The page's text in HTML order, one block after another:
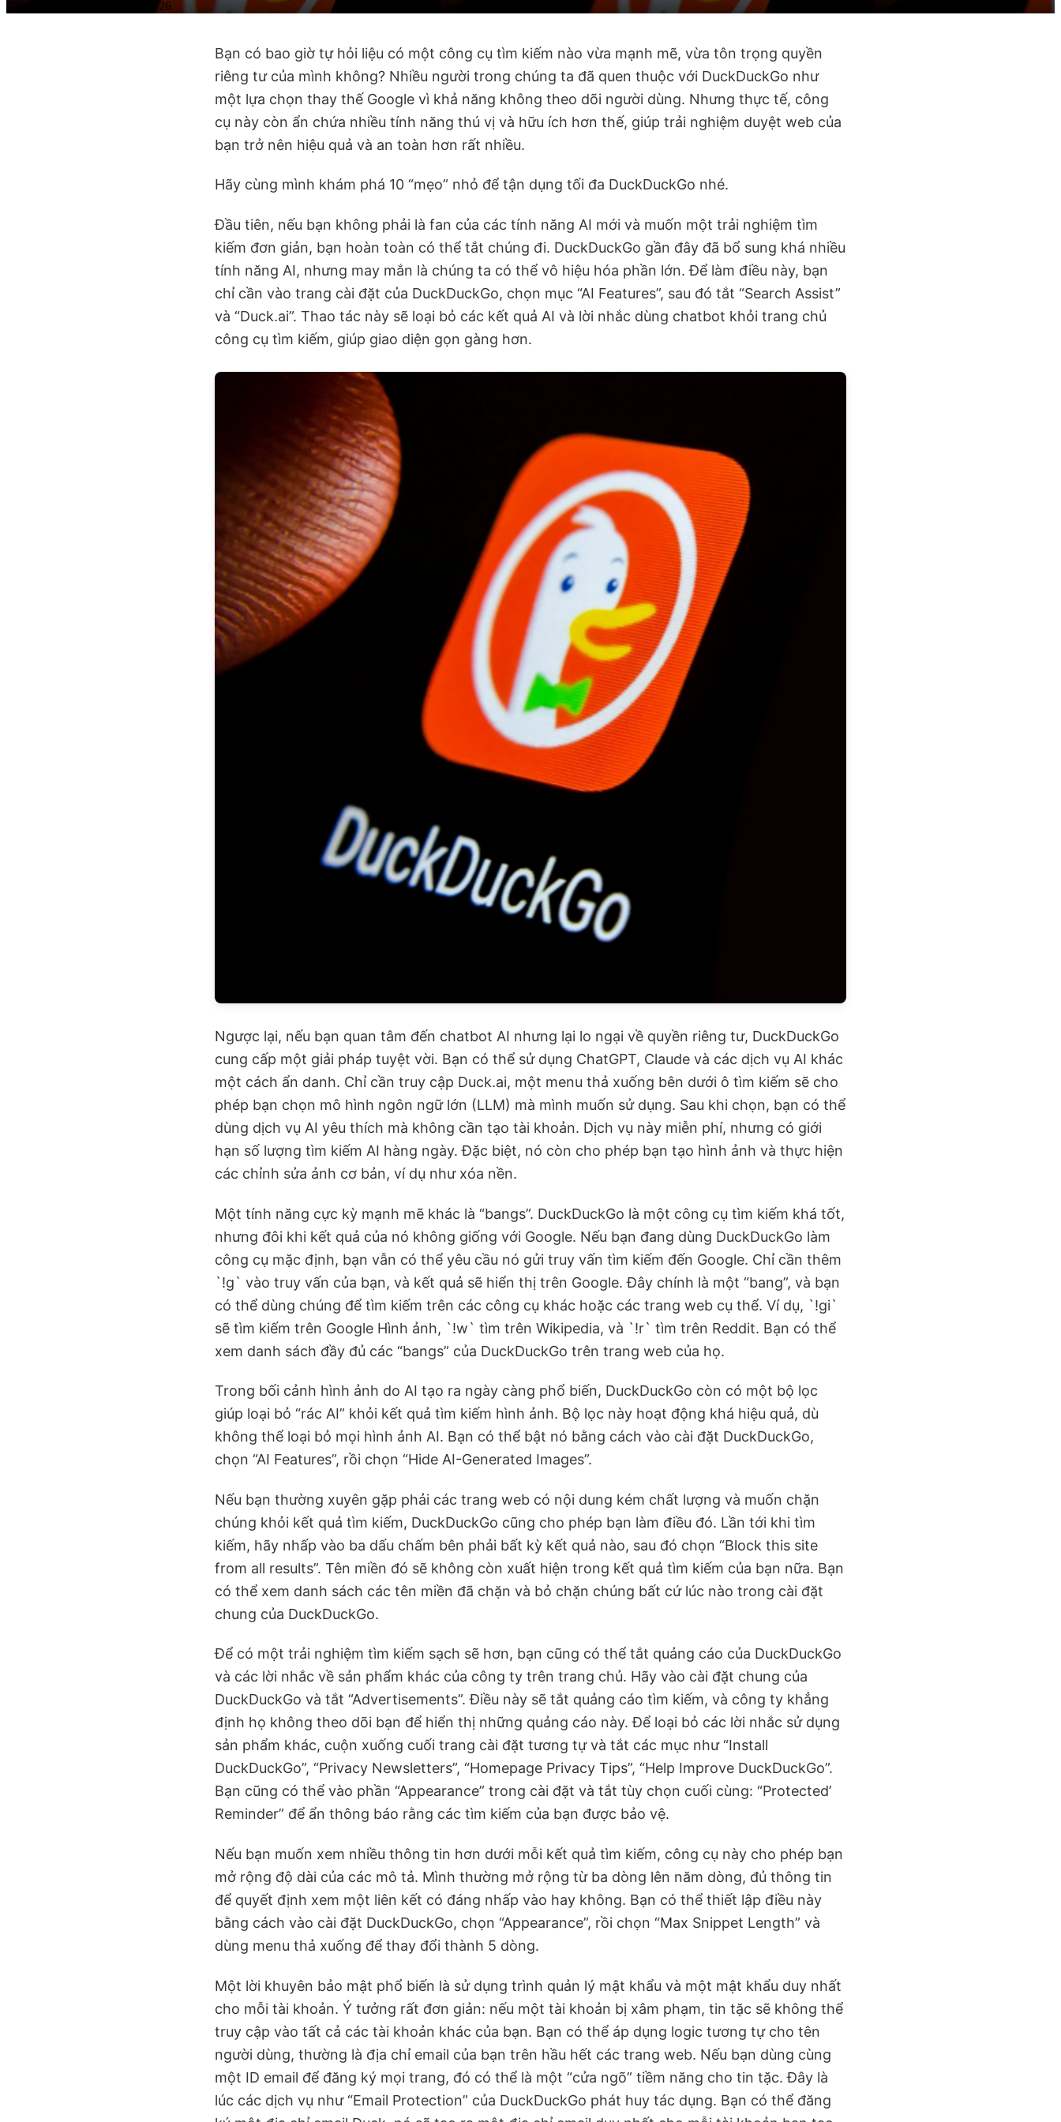
Cập nhật lúc • 03 tháng 06, 2026
Bạn có bao giờ tự hỏi liệu có một công cụ tìm kiếm nào vừa mạnh mẽ, vừa tôn trọng quyền
riêng tư của mình không? Nhiều người trong chúng ta đã quen thuộc với DuckDuckGo như
một lựa chọn thay thế Google vì khả năng không theo dõi người dùng. Nhưng thực tế, công
cụ này còn ẩn chứa nhiều tính năng thú vị và hữu ích hơn thế, giúp trải nghiệm duyệt web của
bạn trở nên hiệu quả và an toàn hơn rất nhiều.
Hãy cùng mình khám phá 10 “mẹo” nhỏ để tận dụng tối đa DuckDuckGo nhé.
Đầu tiên, nếu bạn không phải là fan của các tính năng AI mới và muốn một trải nghiệm tìm
kiếm đơn giản, bạn hoàn toàn có thể tắt chúng đi. DuckDuckGo gần đây đã bổ sung khá nhiều
tính năng AI, nhưng may mắn là chúng ta có thể vô hiệu hóa phần lớn. Để làm điều này, bạn
chỉ cần vào trang cài đặt của DuckDuckGo, chọn mục “AI Features”, sau đó tắt “Search Assist”
và “Duck.ai”. Thao tác này sẽ loại bỏ các kết quả AI và lời nhắc dùng chatbot khỏi trang chủ
công cụ tìm kiếm, giúp giao diện gọn gàng hơn.
Ngược lại, nếu bạn quan tâm đến chatbot AI nhưng lại lo ngại về quyền riêng tư, DuckDuckGo
cung cấp một giải pháp tuyệt vời. Bạn có thể sử dụng ChatGPT, Claude và các dịch vụ AI khác
một cách ẩn danh. Chỉ cần truy cập Duck.ai, một menu thả xuống bên dưới ô tìm kiếm sẽ cho
phép bạn chọn mô hình ngôn ngữ lớn (LLM) mà mình muốn sử dụng. Sau khi chọn, bạn có thể
dùng dịch vụ AI yêu thích mà không cần tạo tài khoản. Dịch vụ này miễn phí, nhưng có giới
hạn số lượng tìm kiếm AI hàng ngày. Đặc biệt, nó còn cho phép bạn tạo hình ảnh và thực hiện
các chỉnh sửa ảnh cơ bản, ví dụ như xóa nền.
Một tính năng cực kỳ mạnh mẽ khác là “bangs”. DuckDuckGo là một công cụ tìm kiếm khá tốt,
nhưng đôi khi kết quả của nó không giống với Google. Nếu bạn đang dùng DuckDuckGo làm
công cụ mặc định, bạn vẫn có thể yêu cầu nó gửi truy vấn tìm kiếm đến Google. Chỉ cần thêm
`!g` vào truy vấn của bạn, và kết quả sẽ hiển thị trên Google. Đây chính là một “bang”, và bạn
có thể dùng chúng để tìm kiếm trên các công cụ khác hoặc các trang web cụ thể. Ví dụ, `!gi`
sẽ tìm kiếm trên Google Hình ảnh, `!w` tìm trên Wikipedia, và `!r` tìm trên Reddit. Bạn có thể
xem danh sách đầy đủ các “bangs” của DuckDuckGo trên trang web của họ.
Trong bối cảnh hình ảnh do AI tạo ra ngày càng phổ biến, DuckDuckGo còn có một bộ lọc
giúp loại bỏ “rác AI” khỏi kết quả tìm kiếm hình ảnh. Bộ lọc này hoạt động khá hiệu quả, dù
không thể loại bỏ mọi hình ảnh AI. Bạn có thể bật nó bằng cách vào cài đặt DuckDuckGo,
chọn “AI Features”, rồi chọn “Hide AI-Generated Images”.
Nếu bạn thường xuyên gặp phải các trang web có nội dung kém chất lượng và muốn chặn
chúng khỏi kết quả tìm kiếm, DuckDuckGo cũng cho phép bạn làm điều đó. Lần tới khi tìm
kiếm, hãy nhấp vào ba dấu chấm bên phải bất kỳ kết quả nào, sau đó chọn “Block this site
from all results”. Tên miền đó sẽ không còn xuất hiện trong kết quả tìm kiếm của bạn nữa. Bạn
có thể xem danh sách các tên miền đã chặn và bỏ chặn chúng bất cứ lúc nào trong cài đặt
chung của DuckDuckGo.
Để có một trải nghiệm tìm kiếm sạch sẽ hơn, bạn cũng có thể tắt quảng cáo của DuckDuckGo
và các lời nhắc về sản phẩm khác của công ty trên trang chủ. Hãy vào cài đặt chung của
DuckDuckGo và tắt “Advertisements”. Điều này sẽ tắt quảng cáo tìm kiếm, và công ty khẳng
định họ không theo dõi bạn để hiển thị những quảng cáo này. Để loại bỏ các lời nhắc sử dụng
sản phẩm khác, cuộn xuống cuối trang cài đặt tương tự và tắt các mục như “Install
DuckDuckGo”, “Privacy Newsletters”, “Homepage Privacy Tips”, “Help Improve DuckDuckGo”.
Bạn cũng có thể vào phần “Appearance” trong cài đặt và tắt tùy chọn cuối cùng: “Protected’
Reminder” để ẩn thông báo rằng các tìm kiếm của bạn được bảo vệ.
Nếu bạn muốn xem nhiều thông tin hơn dưới mỗi kết quả tìm kiếm, công cụ này cho phép bạn
mở rộng độ dài của các mô tả. Mình thường mở rộng từ ba dòng lên năm dòng, đủ thông tin
để quyết định xem một liên kết có đáng nhấp vào hay không. Bạn có thể thiết lập điều này
bằng cách vào cài đặt DuckDuckGo, chọn “Appearance”, rồi chọn “Max Snippet Length” và
dùng menu thả xuống để thay đổi thành 5 dòng.
Một lời khuyên bảo mật phổ biến là sử dụng trình quản lý mật khẩu và một mật khẩu duy nhất
cho mỗi tài khoản. Ý tưởng rất đơn giản: nếu một tài khoản bị xâm phạm, tin tặc sẽ không thể
truy cập vào tất cả các tài khoản khác của bạn. Bạn có thể áp dụng logic tương tự cho tên
người dùng, thường là địa chỉ email của bạn trên hầu hết các trang web. Nếu bạn dùng cùng
một ID email để đăng ký mọi trang, đó có thể là một “cửa ngõ” tiềm năng cho tin tặc. Đây là
lúc các dịch vụ như “Email Protection” của DuckDuckGo phát huy tác dụng. Bạn có thể đăng